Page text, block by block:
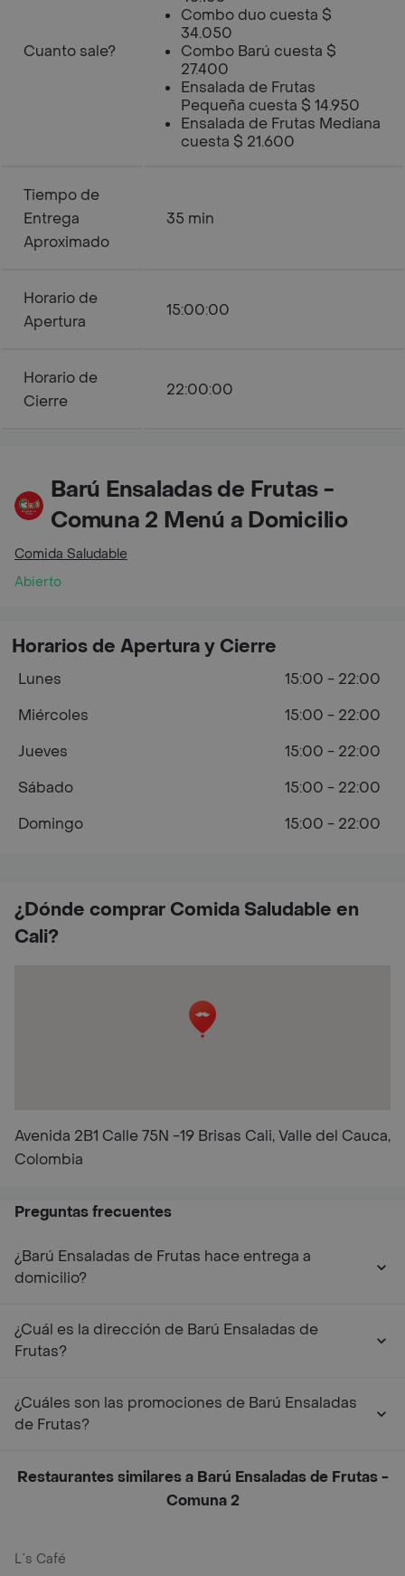
Cuanto sale?
Combo duo cuesta $
34.050
Combo Barú cuesta $
27.400
Ensalada de Frutas
Pequeña cuesta $ 14.950
Ensalada de Frutas Mediana
cuesta $ 21.600
Tiempo de
Entrega
Aproximado
35 min
Horario de
Apertura
15:00:00
Horario de
Cierre
22:00:00
Barú Ensaladas de Frutas -
Comuna 2 Menú a Domicilio
Comida Saludable
Abierto
¿Dónde comprar Comida Saludable en
Cali?
Avenida 2B1 Calle 75N -19 Brisas Cali, Valle del Cauca,
Colombia
Horarios de Apertura y Cierre
Lunes
15:00 - 22:00
Miércoles
15:00 - 22:00
Jueves
15:00 - 22:00
Sábado
15:00 - 22:00
Domingo
15:00 - 22:00
Preguntas frecuentes
¿Barú Ensaladas de Frutas hace entrega a
domicilio?
¿Cuál es la dirección de Barú Ensaladas de
Frutas?
¿Cuáles son las promociones de Barú Ensaladas
de Frutas?
Restaurantes similares a Barú Ensaladas de Frutas -
Comuna 2
L´s Café